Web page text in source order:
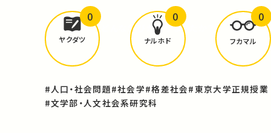
どんな学びがありましたか？
ヤクダツ
0
ナルホド
0
フカマル
0
#人口・社会問題#社会学#格差社会#東京大学正規授業
#文学部・人文社会系研究科